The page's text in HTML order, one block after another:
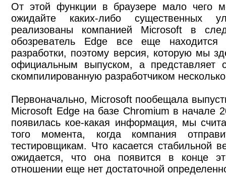
От этой функции в браузере мало чего
ожидайте каких-либо существенных
реализованы компанией Microsoft в
обозреватель Edge все еще
разработки, поэтому версия, которую мы
официальным выпуском, а представляет
скомпилированную разработчиком
Первоначально, Microsoft пообещала
Microsoft Edge на базе Chromium в начале
появилась кое-какая информация, мы
того момента, когда компания
тестировщикам. Что касается стабильной
ожидается, что она появится в конце
отношении еще нет достаточной